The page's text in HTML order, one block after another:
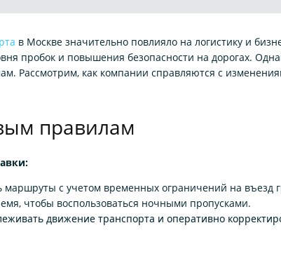
в Москве значительно повлияло на логистику и
пробок и повышения безопасности на дорогах.
Рассмотрим, как компании справляются с
правилам
с учетом временных ограничений на въезд
чтобы воспользоваться ночными пропусками.
движение транспорта и оперативно